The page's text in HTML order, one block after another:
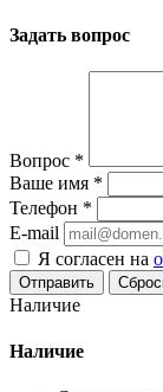
Задать вопрос
Вопрос *
Ваше имя *
Телефон *
E-mail
Я согласен на
Наличие
Наличие